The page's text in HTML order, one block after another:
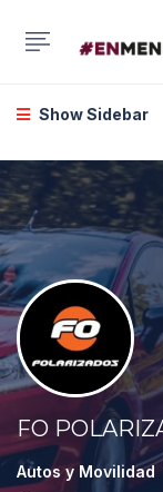
Show Sidebar
FO
Autos y Movilidad